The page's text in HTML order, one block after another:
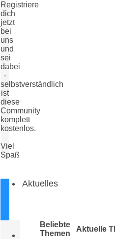
Registriere
dich
jetzt
bei
uns
und
sei
dabei
-
selbstverständlich
ist
diese
Community
komplett
kostenlos.
Viel
Spaß
Aktuelles
Beliebte
Themen
Aktuelle